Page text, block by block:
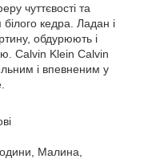
чуттєвості та
кедра. Ладан і
обдурюють і
Calvin Klein Calvin
і впевненим у
Малина,